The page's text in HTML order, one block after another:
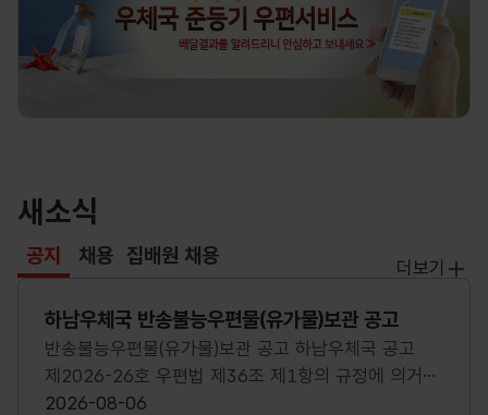
새소식
공지
선택됨
채용 집배원 채용
하남우체국 반송불능우편물(유가물)보관 공고
반송불능우편물(유가물)보관 공고 하남우체국 공고
제2026-26호 우편법 제36조 제1항의 규정에 의거
우리국에 보관중인 반송불능우편물에 대하여 다음과
2026-08-06
공지
더보기